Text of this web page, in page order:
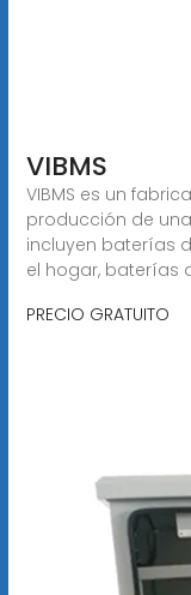
VIBMS
VIBMS es un
producción de
incluyen baterías
el hogar, baterías
PRECIO GRATUITO